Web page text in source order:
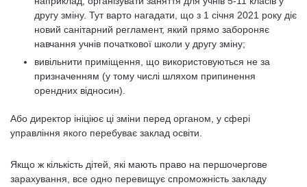
другу зміну. Тут варто нагадати, що з 1 січня 2021 року діє
новий санітарний регламент, який прямо забороняє
навчання учнів початкової школи у другу зміну;
вивільнити приміщення, що використовуються не за
призначенням (у тому числі шляхом припинення
орендних відносин).
Або директор ініціює ці зміни перед органом, у сфері
управління якого перебуває заклад освіти.
Якщо ж кількість дітей, які мають право на першочергове
зарахування, все одно перевищує спроможність закладу